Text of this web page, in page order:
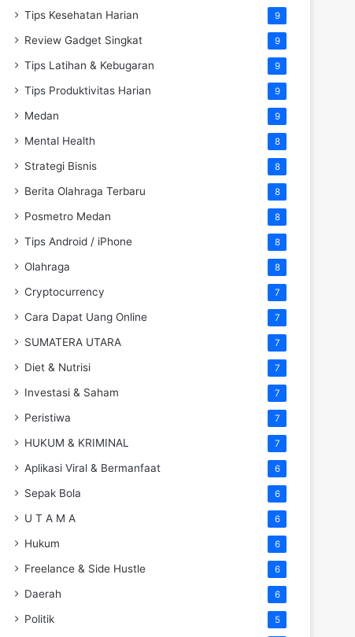
Tips Kesehatan Harian 9
Review Gadget Singkat 9
Tips Latihan & Kebugaran 9
Tips Produktivitas Harian 9
Medan 9
Mental Health 8
Strategi Bisnis 8
Berita Olahraga Terbaru 8
Posmetro Medan 8
Tips Android / iPhone 8
Olahraga 8
Cryptocurrency 7
Cara Dapat Uang Online 7
SUMATERA UTARA 7
Diet & Nutrisi 7
Investasi & Saham 7
Peristiwa 7
HUKUM & KRIMINAL 7
Aplikasi Viral & Bermanfaat 6
Sepak Bola 6
U T A M A 6
Hukum 6
Freelance & Side Hustle 6
Daerah 6
Politik 5